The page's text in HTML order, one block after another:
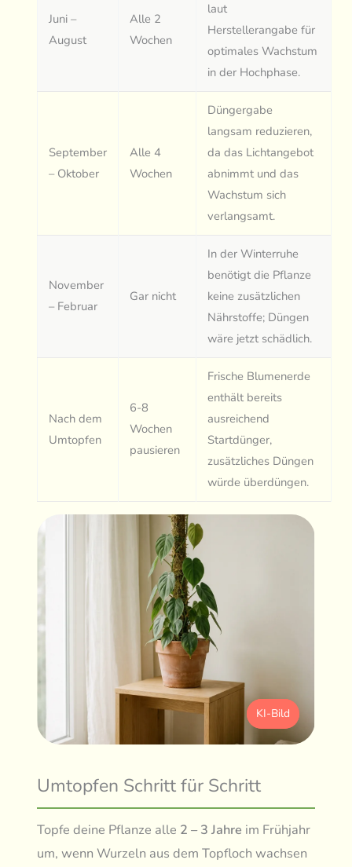
Juni –
August
Alle 2
Wochen
laut
Herstellerangabe für
optimales Wachstum
in der Hochphase.
September
– Oktober
Alle 4
Wochen
Düngergabe
langsam reduzieren,
da das Lichtangebot
abnimmt und das
Wachstum sich
verlangsamt.
November
– Februar
Gar nicht
In der Winterruhe
benötigt die Pflanze
keine zusätzlichen
Nährstoffe; Düngen
wäre jetzt schädlich.
Nach dem
Umtopfen
6-8
Wochen
pausieren
Frische Blumenerde
enthält bereits
ausreichend
Startdünger,
zusätzliches Düngen
würde überdüngen.
KI-Bild
Umtopfen Schritt für Schritt
Topfe deine Pflanze alle 2 – 3 Jahre im Frühjahr
um, wenn Wurzeln aus dem Topfloch wachsen